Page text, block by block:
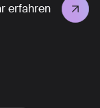
erfahren